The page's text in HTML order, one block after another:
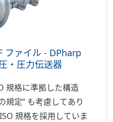
ファイル - DPharp
・圧力伝送器
規格に準拠した構造
規定” も考慮してあり
規格を採用していま